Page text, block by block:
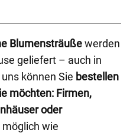
Blumensträußewerden
geliefert – auch in
uns können Sie bestellen
möchten: Firmen,
oder
wie